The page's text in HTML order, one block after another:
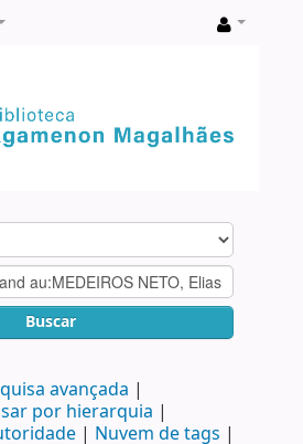
Buscar
avançada
por hierarquia
Nuvem de tags